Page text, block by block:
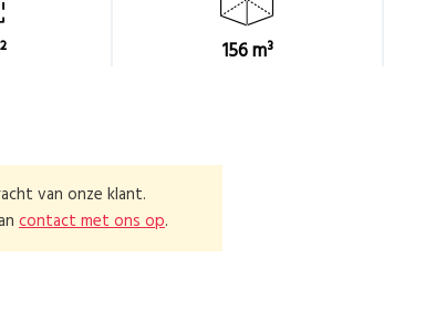
156 m³
van onze klant.
contact met ons op.